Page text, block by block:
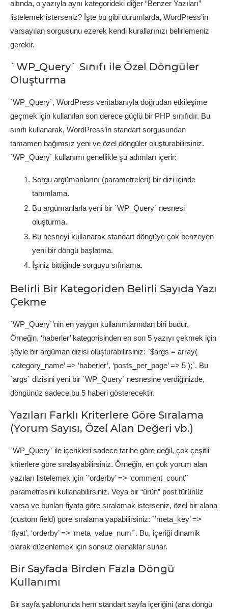
altında, o yazıyla aynı kategorideki diğer “Benzer Yazıları”
listelemek isterseniz? İşte bu gibi durumlarda, WordPress’in
varsayılan sorgusunu ezerek kendi kurallarınızı belirlemeniz
gerekir.
`WP_Query` Sınıfı ile Özel Döngüler
Oluşturma
`WP_Query`, WordPress veritabanıyla doğrudan etkileşime
geçmek için kullanılan son derece güçlü bir PHP sınıfıdır. Bu
sınıfı kullanarak, WordPress’in standart sorgusundan
tamamen bağımsız yeni ve özel döngüler oluşturabilirsiniz.
`WP_Query` kullanımı genellikle şu adımları içerir:
Sorgu argümanlarını (parametreleri) bir dizi içinde
tanımlama.
Bu argümanlarla yeni bir `WP_Query` nesnesi
oluşturma.
Bu nesneyi kullanarak standart döngüye çok benzeyen
yeni bir döngü başlatma.
İşiniz bittiğinde sorguyu sıfırlama.
Belirli Bir Kategoriden Belirli Sayıda Yazı
Çekme
`WP_Query`’nin en yaygın kullanımlarından biri budur.
Örneğin, ‘haberler’ kategorisinden en son 5 yazıyı çekmek için
şöyle bir argüman dizisi oluşturabilirsiniz: `$args = array(
‘category_name’ => ‘haberler’, ‘posts_per_page’ => 5 );`. Bu
`args` dizisini yeni bir `WP_Query` nesnesine verdiğinizde,
döngünüz sadece bu 5 haberi gösterecektir.
Yazıları Farklı Kriterlere Göre Sıralama
(Yorum Sayısı, Özel Alan Değeri vb.)
`WP_Query` ile içerikleri sadece tarihe göre değil, çok çeşitli
kriterlere göre sıralayabilirsiniz. Örneğin, en çok yorum alan
yazıları listelemek için `’orderby’ => ‘comment_count’`
parametresini kullanabilirsiniz. Veya bir “ürün” post türünüz
varsa ve bunları fiyata göre sıralamak isterseniz, özel bir alana
(custom field) göre sıralama yapabilirsiniz: `’meta_key’ =>
‘fiyat’, ‘orderby’ => ‘meta_value_num’`. Bu, içeriği dinamik
olarak düzenlemek için sonsuz olanaklar sunar.
Bir Sayfada Birden Fazla Döngü
Kullanımı
Bir sayfa şablonunda hem standart sayfa içeriğini (ana döngü